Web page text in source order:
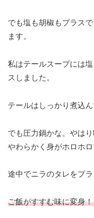
でも塩も胡椒もプラス
ます。
私はテールスープには
スしました。
テールはしっかり煮込
でも圧力鍋かな。やは
やわらかく身がホロホロ
途中でニラのタレをプラ
ご飯がすすむ味に変身